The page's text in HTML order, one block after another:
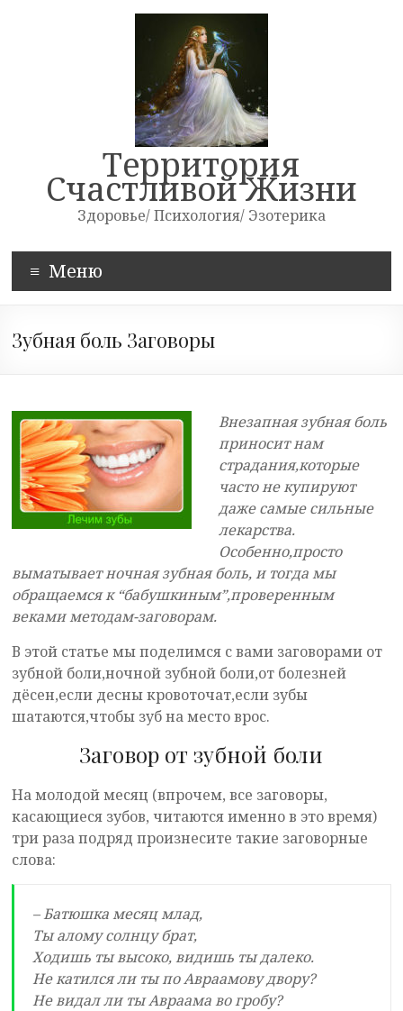
Территория
Счастливой Жизни
Здоровье/ Психология/ Эзотерика
Меню
Зубная боль Заговоры
Внезапная зубная боль
приносит нам
страдания,которые
часто не купируют
даже самые сильные
лекарства.
Особенно,просто
выматывает ночная зубная боль, и тогда мы
обращаемся к “бабушкиным”,проверенным
веками методам-заговорам.
В этой статье мы поделимся с вами заговорами от
зубной боли,ночной зубной боли,от болезней
дёсен,если десны кровоточат,если зубы
шатаются,чтобы зуб на место врос.
Заговор от зубной боли
На молодой месяц (впрочем, все заговоры,
касающиеся зубов, читаются именно в это время)
три раза подряд произнесите такие заговорные
слова:
– Батюшка месяц млад,
Ты алому солнцу брат,
Ходишь ты высоко, видишь ты далеко.
Не катился ли ты по Авраамову двору?
Не видал ли ты Авраама во гробу?